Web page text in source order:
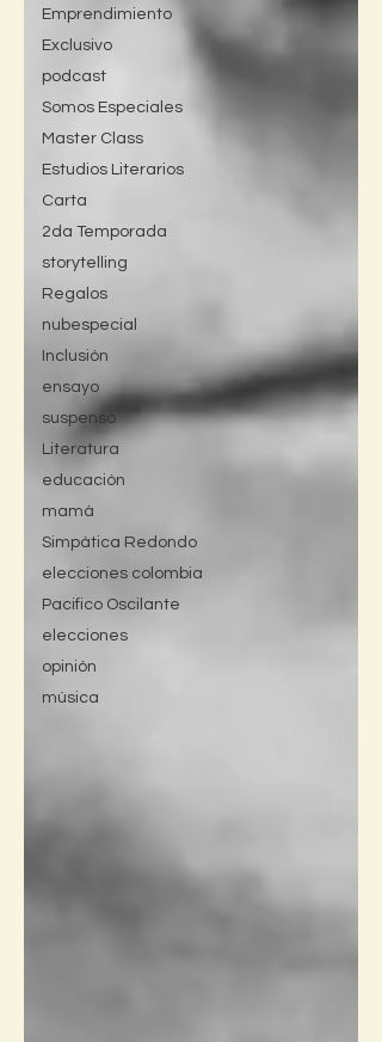
Emprendimiento
Exclusivo
podcast
Somos Especiales
Master Class
Estudios Literarios
Carta
2da Temporada
storytelling
Regalos
nubespecial
Inclusión
ensayo
suspenso
Literatura
educación
mamá
Simpática Redondo
elecciones colombia
Pacifico Oscilante
elecciones
opinión
música